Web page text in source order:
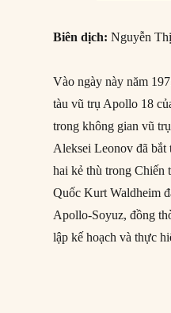
Biên dịch: Nguyễn
Vào ngày này năm
tàu vũ trụ Apollo 18
trong không gian vũ
Aleksei Leonov đã bắt
hai kẻ thù trong
Quốc Kurt Waldheim
Apollo-Soyuz, đồng
lập kế hoạch và thực